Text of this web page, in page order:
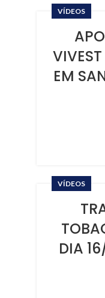
VÍDEOS
EM
VÍDEOS
DIA